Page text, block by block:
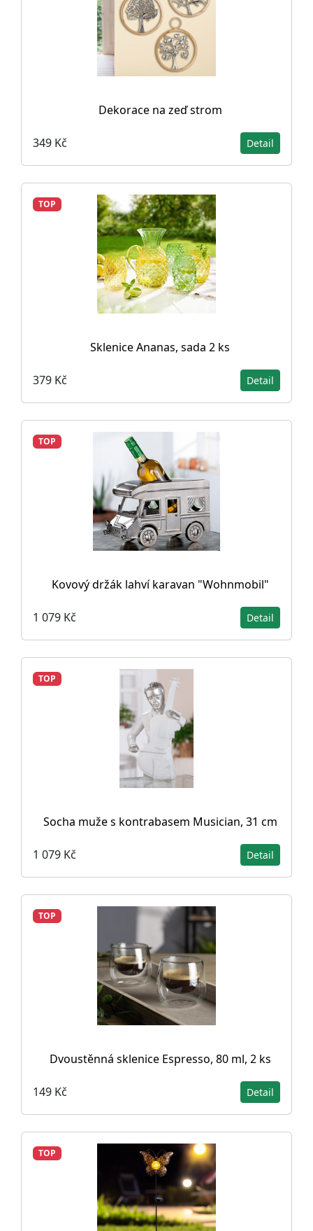
Dekorace na zeď strom
349 Kč Detail
TOP
Sklenice Ananas, sada 2 ks
379 Kč Detail
TOP
Kovový držák lahví karavan "Wohnmobil"
1 079 Kč Detail
TOP
Socha muže s kontrabasem Musician, 31 cm
1 079 Kč Detail
TOP
Dvoustěnná sklenice Espresso, 80 ml, 2 ks
149 Kč Detail
TOP